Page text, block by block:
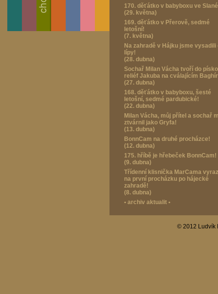
170. děťátko v babyboxu ve
(29. května)
169. děťátko v Přerově, sedmé
letošní!
(7. května)
Na zahradě v Hájku jsme
lípy!
(28. dubna)
Sochař Milan Vácha tvoří do
reliéf Jakuba na cválajícím
(27. dubna)
168. děťátko v babyboxu, šesté
letošní, sedmé pardubické!
(22. dubna)
Milan Vácha, můj přítel a sochař
ztvárnil jako Gryfa!
(13. dubna)
BonnCam na druhé procházce!
(12. dubna)
175. hříbě je hřebeček BonnCam!
(9. dubna)
Třídenní klisnička MarCama
na první procházku po hájecké
zahradě!
(8. dubna)
• archiv aktualit •
© 2012 Ludvík